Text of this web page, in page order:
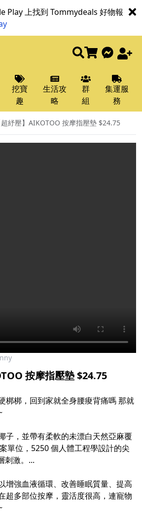
Play 上找到 Tommydeals 好物報
挖寶
趣
生活攻
略
群
組
集運服
務
超紓壓】AIKOTOO 按摩指壓墊 $24.75
按摩指壓墊 $24.75
梆梆，回到家就全身腰痠背痛嗎 那就
子，並帶有柔軟的未漂白天然亞麻覆
單位，5250 個人體工程學設計的尖
刺激。...
增強血液循環、改善睡眠質量、提高
超多部位按摩，靈活度很高，連寵物